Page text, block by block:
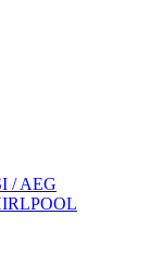
/ AEG